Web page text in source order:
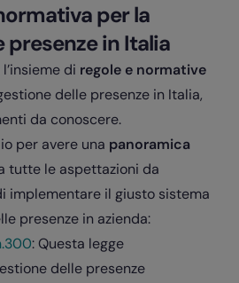
per la
presenze in Italia
di regole e normative
delle presenze in Italia,
da conoscere.
per avere una panoramica
tutte le aspettazioni da
implementare il giusto sistema
presenze in azienda:
: Questa legge
delle presenze